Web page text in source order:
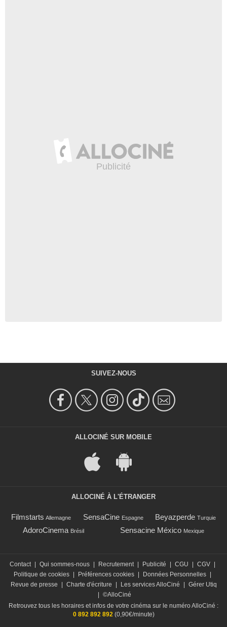
SUIVEZ-NOUS
ALLOCINÉ SUR MOBILE
ALLOCINÉ À L'ÉTRANGER
Filmstarts Allemagne SensaCine Espagne Beyazperde Turquie
AdoroCinema Brésil Sensacine México Mexique
Contact | Qui sommes-nous | Recrutement | Publicité | CGU | CGV |
Politique de cookies | Préférences cookies | Données Personnelles |
Revue de presse
| Charte d'écriture | Les services AlloCiné | Gérer Utiq
| ©AlloCiné
Retrouvez tous les horaires et infos de votre cinéma sur le numéro AlloCiné :
0 892 892 892(0,90€/minute)